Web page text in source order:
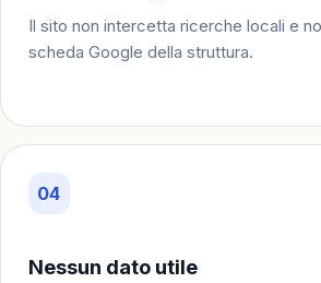
Il sito non intercetta ricerche locali e
scheda Google della struttura.
04
Nessun dato utile